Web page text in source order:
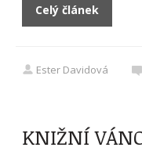
Celý článek
Ester Davidová
KNIŽNÍ